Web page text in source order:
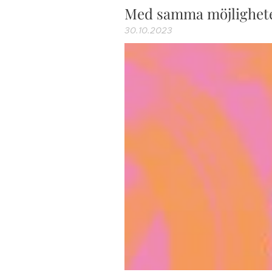
Med samma
30.10.2023